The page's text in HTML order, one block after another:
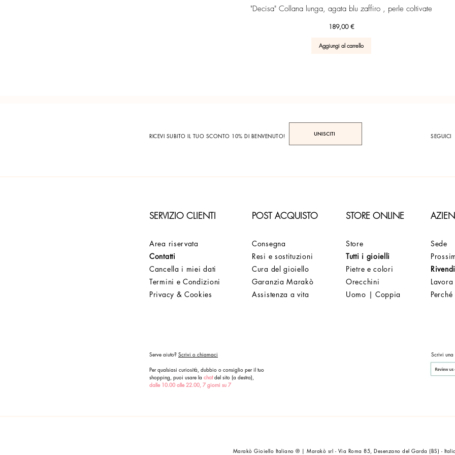
Vista rapida
"Decisa" Collana lunga, agata blu zaffiro , perle coltivate
Prezzo
189,00 €
Aggiungi al carrello
RICEVI SUBITO IL TUO SCONTO 10% DI BENVENUTO! UNISCITI SEGUICI
SERVIZIO CLIENTI POST ACQUISTO STORE ONLINE
Area riservata
Contatti
Cancella i miei dati
Termini e Condizioni
Privacy & Cookies
Consegna
Resi e sostituzioni
Cura del gioiello
Garanzia Marakò
Assistenza a vita
Store
Tutti i gioielli
Pietre e colori
Orecchini
Uomo | Coppia
Sede
Serve aiuto? Scrivi o chiamaci
Per qualsiasi curiosità, dubbio o consiglio per il tuo
shopping, puoi usare la chatdel sito (a destra),
dalle 10.00 alle 22.00, 7 giorni su 7
Scrivi una
Marakò Gioiello Italiano ® | Marakò srl - Via Roma 85, Desenzano del Garda (BS) -